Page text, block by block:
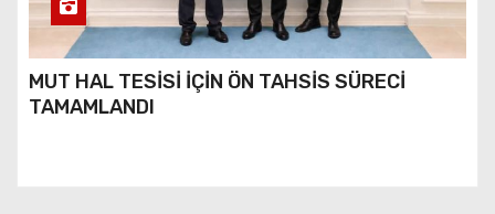
MUT HAL TESİSİ İÇİN ÖN TAHSİS SÜRECİ
TAMAMLANDI